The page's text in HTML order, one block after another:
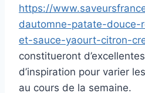
https://
dautomne-patate-douce-
et-sauce-yaourt-citron-
constitueront
d’inspiration pour varier
au cours de la semaine.